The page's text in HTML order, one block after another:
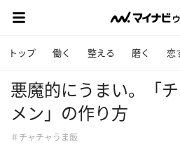
トップ 働く 整える 磨く 恋
悪魔的にうまい。「
メン」の作り方
＃チャチャうま飯